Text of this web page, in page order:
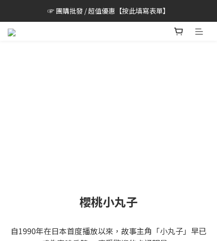
☞ 團購批發 / 超值優惠【按此填寫表單】
櫻桃小丸子
自1990年在日本首度播放以來，故事主角「小丸子」早已